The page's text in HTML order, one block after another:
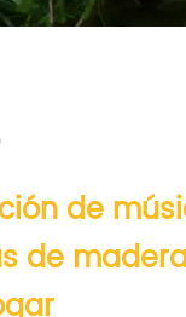
de
de